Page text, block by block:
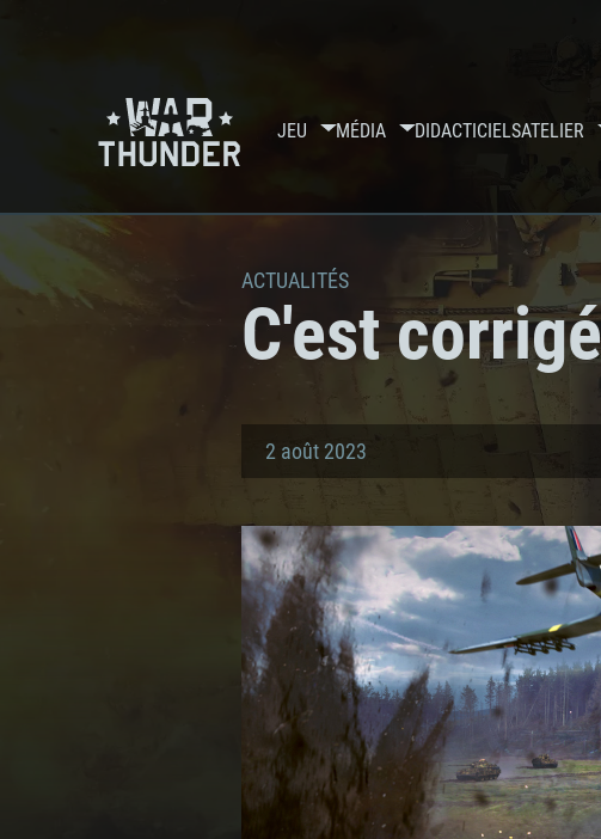
JEU MÉDIA DIDACTICIELSATELIER
ACTUALITÉS
C'est
2 août 2023